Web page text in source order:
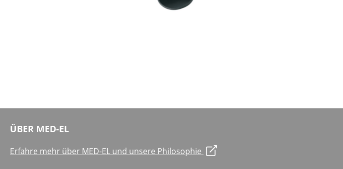
ÜBER MED-EL
Erfahre mehr über MED-EL und unsere Philosophie